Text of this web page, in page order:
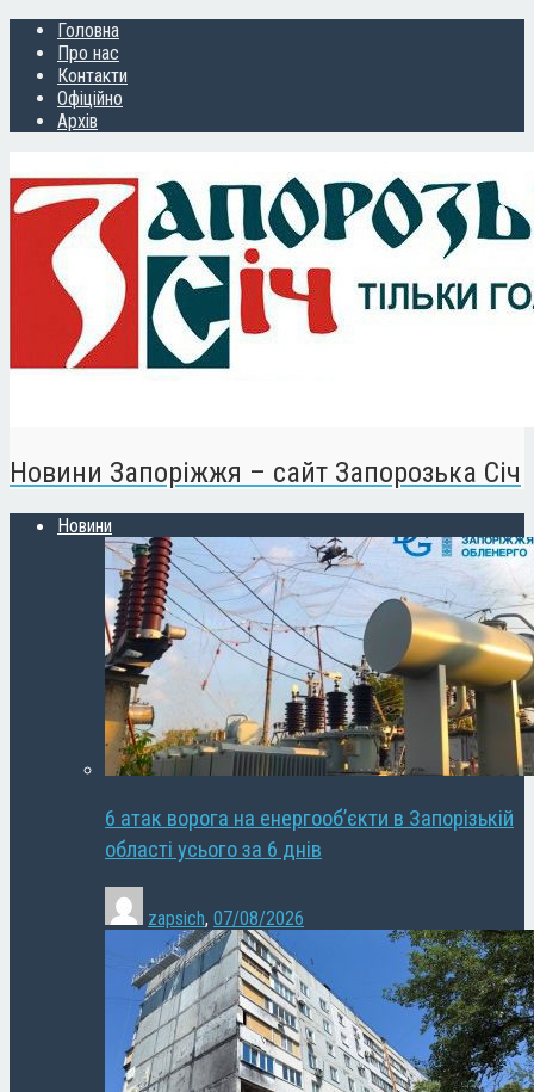
Головна
Про нас
Контакти
Офіційно
Архів
Новини Запоріжжя – сайт Запорозька Січ
Новини
6 атак ворога на енергооб’єкти в Запорізькій
області усього за 6 днів
zapsich, 07/08/2026